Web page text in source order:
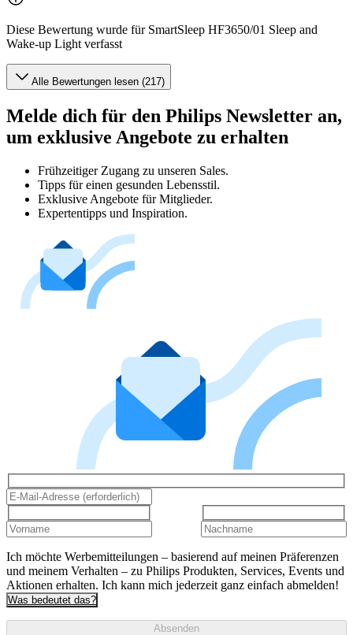
Diese Bewertung wurde für SmartSleep HF3650/01 Sleep and
Wake-up Light verfasst
Alle Bewertungen lesen (217)
Melde dich für den Philips Newsletter an,
um exklusive Angebote zu erhalten
Frühzeitiger Zugang zu unseren Sales.
Tipps für einen gesunden Lebensstil.
Exklusive Angebote für Mitglieder.
Expertentipps und Inspiration.
Ich möchte Werbemitteilungen – basierend auf meinen Präferenzen
und meinem Verhalten – zu Philips Produkten, Services, Events und
Aktionen erhalten. Ich kann mich jederzeit ganz einfach abmelden!
Was bedeutet das?
Absenden